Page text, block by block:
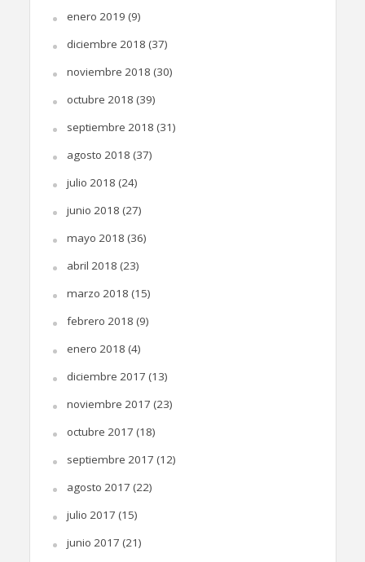
enero 2019 (9)
diciembre 2018 (37)
noviembre 2018 (30)
octubre 2018 (39)
septiembre 2018 (31)
agosto 2018 (37)
julio 2018 (24)
junio 2018 (27)
mayo 2018 (36)
abril 2018 (23)
marzo 2018 (15)
febrero 2018 (9)
enero 2018 (4)
diciembre 2017 (13)
noviembre 2017 (23)
octubre 2017 (18)
septiembre 2017 (12)
agosto 2017 (22)
julio 2017 (15)
junio 2017 (21)